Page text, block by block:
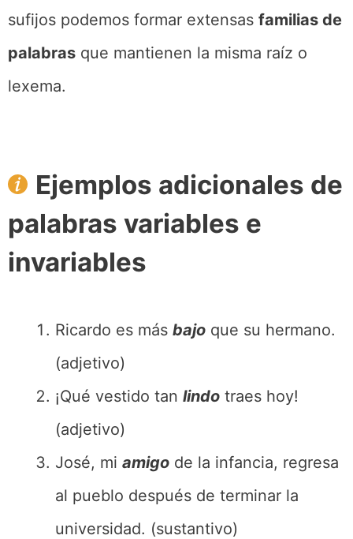
sufijos podemos formar extensas familias de
palabras que mantienen la misma raíz o
lexema.
Ejemplos adicionales de
palabras variables e
invariables
Ricardo es más bajo que su hermano.
(adjetivo)
¡Qué vestido tan lindo traes hoy!
(adjetivo)
José, mi amigo de la infancia, regresa
al pueblo después de terminar la
universidad. (sustantivo)